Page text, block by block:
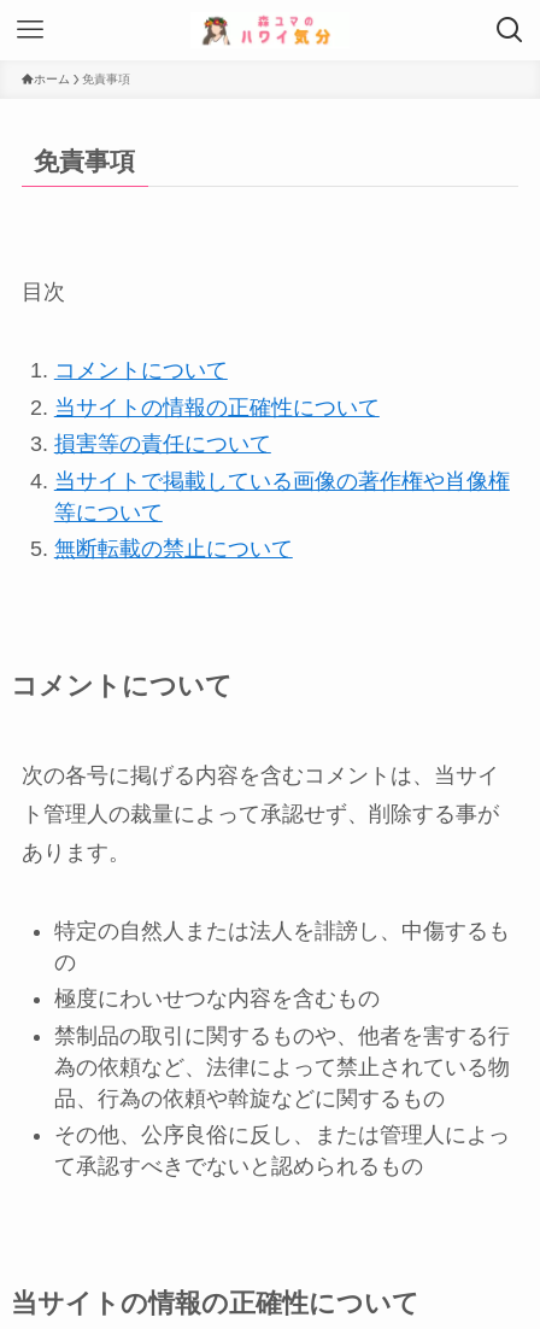
ホーム 免責事項
免責事項
目次
コメントについて
当サイトの情報の正確性について
損害等の責任について
当サイトで掲載している画像の著作権や肖像権
等について
無断転載の禁止について
コメントについて
次の各号に掲げる内容を含むコメントは、当サイ
ト管理人の裁量によって承認せず、削除する事が
あります。
特定の自然人または法人を誹謗し、中傷するも
の
極度にわいせつな内容を含むもの
禁制品の取引に関するものや、他者を害する行
為の依頼など、法律によって禁止されている物
品、行為の依頼や斡旋などに関するもの
その他、公序良俗に反し、または管理人によっ
て承認すべきでないと認められるもの
当サイトの情報の正確性について